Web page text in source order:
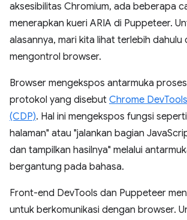
aksesibilitas Chromium, ada beberapa
menerapkan kueri ARIA di Puppeteer.
alasannya, mari kita lihat terlebih
mengontrol browser.
Browser mengekspos antarmuka
protokol yang disebut Chrome
(CDP). Hal ini mengekspos fungsi
halaman" atau "jalankan bagian
dan tampilkan hasilnya" melalui
bergantung pada bahasa.
Front-end DevTools dan Puppeteer
untuk berkomunikasi dengan browser.